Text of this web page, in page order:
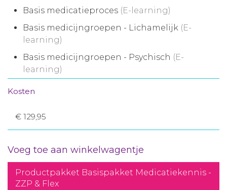
Basis medicatieproces (E-learning)
Basis medicijngroepen - Lichamelijk (E-
learning)
Basis medicijngroepen - Psychisch (E-
learning)
Kosten
€ 129,95
Voeg toe aan winkelwagentje
Productpakket Basispakket Medicatiekennis -
ZZP & Flex